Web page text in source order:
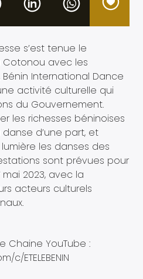
s’est tenue le
Cotonou avec les
Bénin International Dance
activité culturelle qui
du Gouvernement.
les richesses béninoises
d’une part, et
les danses des
sont prévues pour
2023, avec la
acteurs culturels
Chaine YouTube :
ETELEBENIN